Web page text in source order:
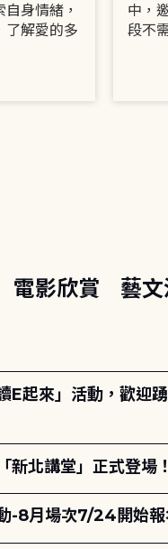
身情緒，
了解愛的多
中，
段不
電影欣賞 藝
E起來」活動，歡迎
新北講堂」正式登場！
-8月場次7/24開始報